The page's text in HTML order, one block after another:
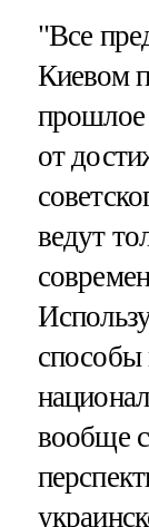
"Все
Киевом
прошлое
от
ведут
способы
вообще